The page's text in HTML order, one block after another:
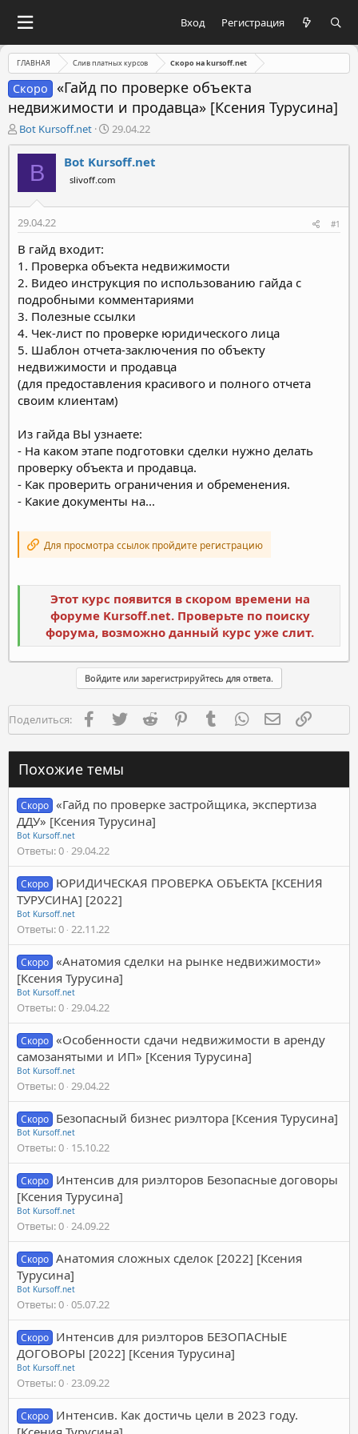
Вход Регистрация
ГЛАВНАЯ Слив платных курсов Скоро на kursoff.net
Скоро
«Гайд по проверке объекта
недвижимости и продавца» [Ксения Турусина]
А
в
т
м
ы
Bot Kursoff.net
Д
а
т
а
н
а
29.04.22
B Bot Kursoff.net
slivoff.com
29.04.22 #1
В гайд входит:
1. Проверка объекта недвижимости
2. Видео инструкция по использованию гайда с
подробными комментариями
3. Полезные ссылки
4. Чек-лист по проверке юридического лица
5. Шаблон отчета-заключения по объекту
недвижимости и продавца
(для предоставления красивого и полного отчета
своим клиентам)
Из гайда ВЫ узнаете:
- На каком этапе подготовки сделки нужно делать
проверку объекта и продавца.
- Как проверить ограничения и обременения.
- Какие документы на...
Для просмотра ссылок пройдите регистрацию
Этот курс появится в скором времени на
форуме Kursoff.net. Проверьте по поиску
форума, возможно данный курс уже слит.
Войдите или зарегистрируйтесь для ответа.
Поделиться: FacebookTwitter Reddit PinterestTumblr WhatsAppЭлектронная
Похожие темы
Скоро «Гайд по проверке застройщика, экспертиза
ДДУ» [Ксения Турусина]
Bot Kursoff.net
Ответы 0 29.04.22
Скоро ЮРИДИЧЕСКАЯ ПРОВЕРКА ОБЪЕКТА [КСЕНИЯ
ТУРУСИНА] [2022]
Bot Kursoff.net
Ответы 0 22.11.22
Скоро «Анатомия сделки на рынке недвижимости»
[Ксения Турусина]
Bot Kursoff.net
Ответы 0 29.04.22
Скоро «Особенности сдачи недвижимости в аренду
самозанятыми и ИП» [Ксения Турусина]
Bot Kursoff.net
Ответы 0 29.04.22
Скоро Безопасный бизнес риэлтора [Ксения Турусина]
Bot Kursoff.net
Ответы 0 15.10.22
Скоро Интенсив для риэлторов Безопасные договоры
[Ксения Турусина]
Bot Kursoff.net
Ответы 0 24.09.22
Скоро Анатомия сложных сделок [2022] [Ксения
Турусина]
Bot Kursoff.net
Ответы 0 05.07.22
Скоро Интенсив для риэлторов БЕЗОПАСНЫЕ
ДОГОВОРЫ [2022] [Ксения Турусина]
Bot Kursoff.net
Ответы 0 23.09.22
Скоро Интенсив. Как достичь цели в 2023 году.